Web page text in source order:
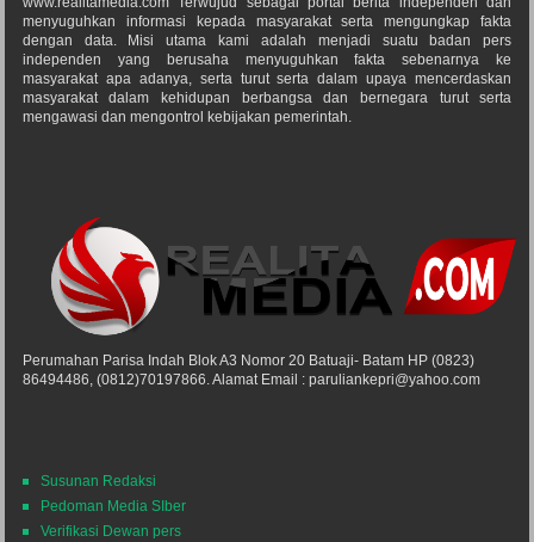
menyuguhkan informasi kepada masyarakat serta mengungkap fakta
dengan data. Misi utama kami adalah menjadi suatu badan pers
independen yang berusaha menyuguhkan fakta sebenarnya ke
masyarakat apa adanya, serta turut serta dalam upaya mencerdaskan
masyarakat dalam kehidupan berbangsa dan bernegara turut serta
mengawasi dan mengontrol kebijakan pemerintah.
Perumahan Parisa Indah Blok A3 Nomor 20 Batuaji- Batam HP (0823)
86494486, (0812)70197866. Alamat Email : paruliankepri@yahoo.com
Susunan Redaksi
Pedoman Media SIber
Verifikasi Dewan pers